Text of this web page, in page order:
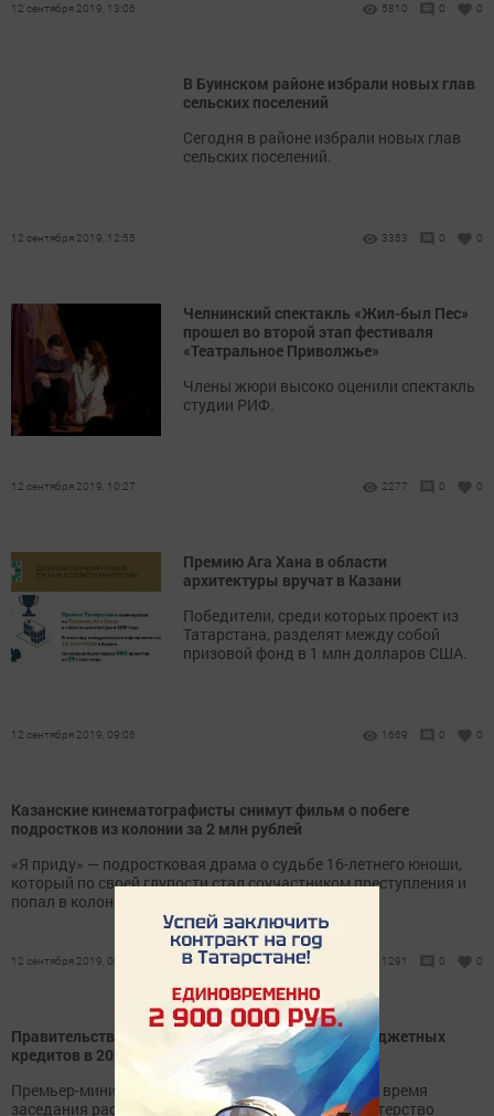
12 сентября 2019, 13:06 5810 0 0
В Буинском районе избрали новых глав
сельских поселений
Сегодня в районе избрали новых глав
сельских поселений.
12 сентября 2019, 12:55 3353 0 0
Челнинский спектакль «Жил-был Пес»
прошел во второй этап фестиваля
«Театральное Приволжье»
Члены жюри высоко оценили спектакль
студии РИФ.
12 сентября 2019, 10:27 2277 0 0
Премию Ага Хана в области
архитектуры вручат в Казани
Победители, среди которых проект из
Татарстана, разделят между собой
призовой фонд в 1 млн долларов США.
12 сентября 2019, 09:06 1669 0 0
Казанские кинематографисты снимут фильм о побеге
подростков из колонии за 2 млн рублей
«Я приду» — подростковая драма о судьбе 16-летнего юноши,
который по своей глупости стал соучастником преступления и
попал в колонию.
12 сентября 2019, 00:55 1291 0 0
Правительство России не выделит Татарстану бюджетных
кредитов в 2020 году
Премьер-министр Татарстана Алексей Песошин во время
заседания рассказал о том, что в 2020 году министерство